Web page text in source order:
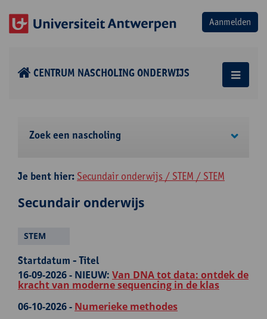
CENTRUM NASCHOLING ONDERWIJS
Zoek een nascholing
Je bent hier: Secundair onderwijs / STEM / STEM
Secundair onderwijs
STEM
Startdatum - Titel
16-09-2026 - NIEUW: Van DNA tot data: ontdek de
kracht van moderne sequencing in de klas
06-10-2026 - Numerieke methodes